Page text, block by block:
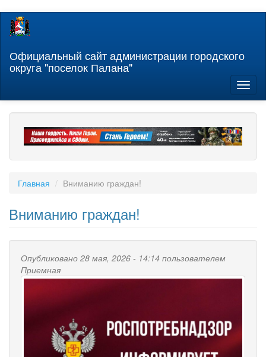
Перейти
содержанию
Официальный сайт администрации городского
округа "поселок Палана"
Главная Вниманию граждан!
Вниманию граждан!
Опубликовано 28 мая, 2026 - 14:14 пользователем
Приемная